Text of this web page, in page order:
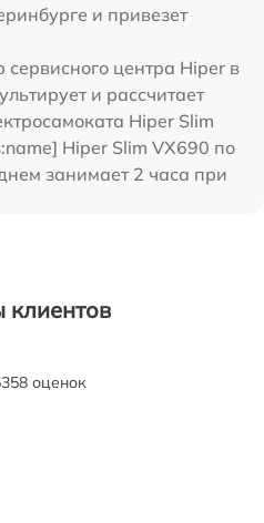
и привезет
центра Hiper в
и рассчитает
Hiper Slim
Hiper Slim VX690 по
занимает 2 часа при
клиентов
оценок